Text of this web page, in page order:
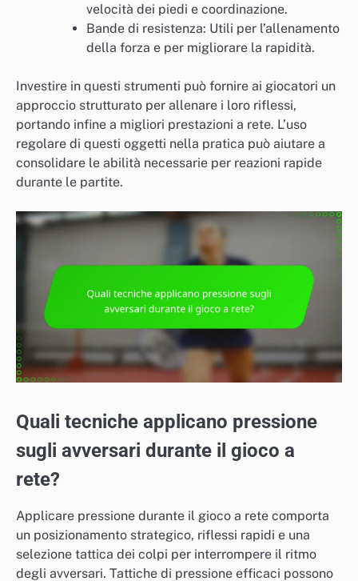
velocità dei piedi e coordinazione.
Bande di resistenza: Utili per l’allenamento
della forza e per migliorare la rapidità.
Investire in questi strumenti può fornire ai giocatori un
approccio strutturato per allenare i loro riflessi,
portando infine a migliori prestazioni a rete. L’uso
regolare di questi oggetti nella pratica può aiutare a
consolidare le abilità necessarie per reazioni rapide
durante le partite.
Quali tecniche applicano pressione
sugli avversari durante il gioco a
rete?
Applicare pressione durante il gioco a rete comporta
un posizionamento strategico, riflessi rapidi e una
selezione tattica dei colpi per interrompere il ritmo
degli avversari. Tattiche di pressione efficaci possono